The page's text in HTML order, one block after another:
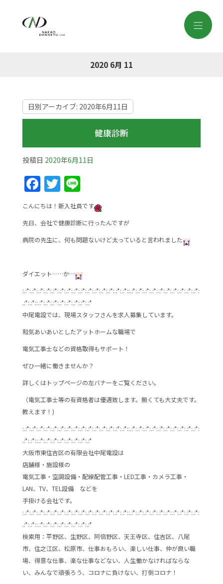
2020 6月 11
日別アーカイブ: 2020年6月11日
健康診断
投稿日 2020年6月11日
F
a
c
e
b
o
k
T
w
itt
er
Li
n
e
こんにちは！新入社員です
先日、会社で健康診断に行ったんですが
病院の先生に、何も問題ないけど太っていると言われました
ダイエット……か…
:.:*:.:*:.:*:.:*:.:*:.:*:.:*:.:*:.:*:.:*:.:*:.:*:.:*:.:*:.:*::.:*:.:*:.:*:.:*:.:*:.:*:.:*:.:*:.:*:.:*:
.:*:.:*::.:*:.:*:.:*:.:*:.:*:.:*:.:*:.:*
中尾電設では、現場スタッフさんを求人募集しています。
和気あいあいとしたアットホームな職場で
電気工事士などの資格取得もサポート！
ぜひ一緒に働きませんか？
詳しくはトップページの左バナーをご覧ください。
（電気工事士等の有資格者は優遇致します。無くても大丈夫です。
教えます！)
:.:*:.:*:.:*:.:*:.:*:.:*:.:*:.:*:.:*:.:*:.:*:.:*:.:*:.:*:.:*::.:*:.:*:.:*:.:*:.:*:.:*:.:*:.:*:.:*:.:*:
.:*:.:*::.:*:.:*:.:*:.:*:.:*:.:*:.:*:.:*
大阪市東住吉区の有限会社中尾電設は
店舗様・施設様の
電気工事・空調設備・配線配管工事・LED工事・カメラ工事・
LAN、TV、TEL設備 などを
手掛ける会社です。
:.:*:.:*:.:*:.:*:.:*:.:*:.:*:.:*:.:*:.:*:.:*:.:*:.:*:.:*:.:*::.:*:.:*:.:*:.:*:.:*:.:*:.:*:.:*:.:*:.:*:
.:*:.:*::.:*:.:*:.:*:.:*:.:*:.:*:.:*:.:*
検索用：平野区、生野区、阿倍野区、天王寺区、住吉区、八尾
市、住之江区、松原市、仕事おもろい、楽しい仕事、仲が良い職
場、得意な仕事、楽な仕事などない、人生働かなければならな
い、みんなで頑張ろう、コロナに負けない、打倒コロナ！